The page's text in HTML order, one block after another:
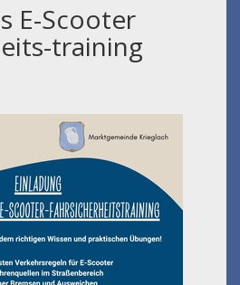
E-Scooter
training